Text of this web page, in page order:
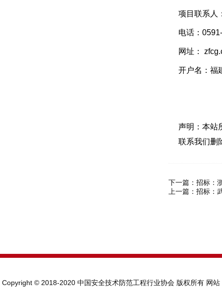
项目联系人
电话：
网址：
开户名：福
声明：本站
联系我们删
下一篇： 招标：
上一篇： 招标：
Copyright © 2018-2020 中国安全技术防范工程行业协会 版权所有 网站